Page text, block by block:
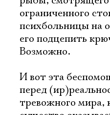
ограниченного
психбольницы на
его подцепить
Возможно.
И вот эта
перед
тревожного мира,